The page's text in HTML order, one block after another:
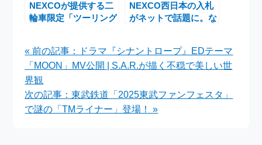
NEXCOが提供する二
輪車限定「ツーリング
NEXCO西日本の入札
がネットで話題に。な
« 前の記事：ドラマ『シナントロープ』EDテーマ
「MOON」MV公開 | S.A.R.が描く不穏で美しい世
界観
次の記事：東武鉄道「2025東武ファンフェスタ」
で謎の「TMライナー」登場！ »